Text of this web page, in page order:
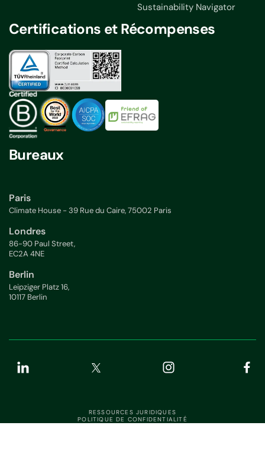
Sustainability Navigator
Certifications et Récompenses
Bureaux
Paris
Climate House - 39 Rue du Caire, 75002 Paris
Londres
86-90 Paul Street,
EC2A 4NE
Berlin
Leipziger Platz 16,
10117 Berlin
RESSOURCES JURIDIQUES
POLITIQUE DE CONFIDENTIALITÉ